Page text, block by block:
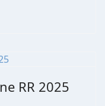
RR 2025